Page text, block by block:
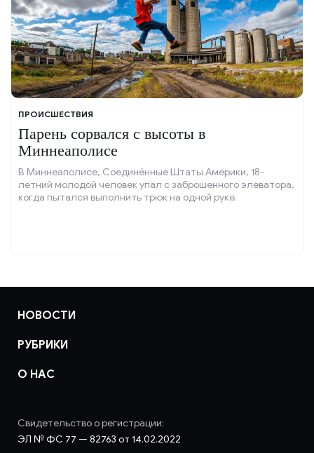
ПРОИСШЕСТВИЯ
Парень сорвался с высоты в
Миннеаполисе
В Миннеаполисе, Соединённые Штаты Америки, 18-
летний молодой человек упал с заброшенного элеватора,
когда пытался выполнить трюк на одной руке.
НОВОСТИ
РУБРИКИ
О НАС
Свидетельство о регистрации:
ЭЛ № ФС 77 — 82763 от 14.02.2022